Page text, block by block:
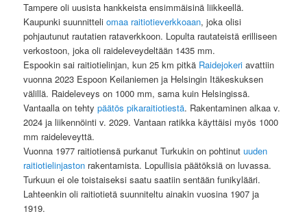
Tampere oli uusista hankkeista ensimmäisinä liikkeellä.
Kaupunki suunnitteliomaa raitiotieverkkoaan, joka olisi
pohjautunut rautatien rataverkkoon. Lopulta rautateistä erilliseen
verkostoon, joka oli raideleveydeltään 1435 mm.
Espookin sai raitiotielinjan, kun 25 km pitkä Raidejokeri avattiin
vuonna 2023 Espoon Keilaniemen ja Helsingin Itäkeskuksen
välillä. Raideleveys on 1000 mm, sama kuin Helsingissä.
Vantaalla on tehtypäätös pikaraitiotiestä. Rakentaminen alkaa v.
2024 ja liikennöinti v. 2029. Vantaan ratikka käyttäisi myös 1000
mm raideleveyttä.
Vuonna 1977 raitiotiensä purkanut Turkukin on pohtinutuuden
raitiotielinjaston rakentamista. Lopullisia päätöksiä on luvassa.
Turkuun ei ole toistaiseksi saatu saatiin sentään funikylääri.
Lahteenkin oli raitiotietä suunniteltu ainakin vuosina 1907 ja
1919.